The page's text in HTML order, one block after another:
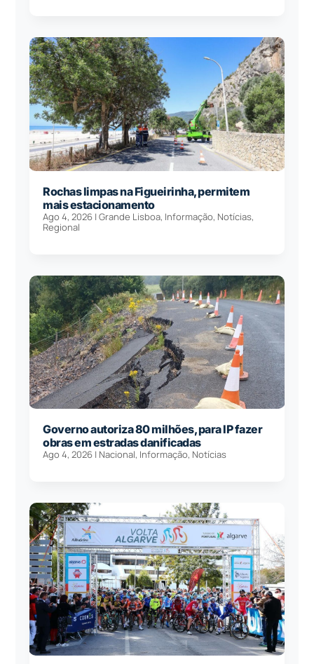
Rochas limpas na Figueirinha, permitem
mais estacionamento
Ago 4, 2026 |Grande Lisboa, Informação, Notícias,
Regional
Governo autoriza 80 milhões, para IP fazer
obras em estradas danificadas
Ago 4, 2026 | Nacional, Informação, Notícias